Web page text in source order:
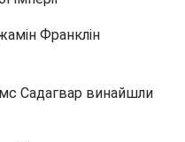
Франклін
Садагвар винайшли